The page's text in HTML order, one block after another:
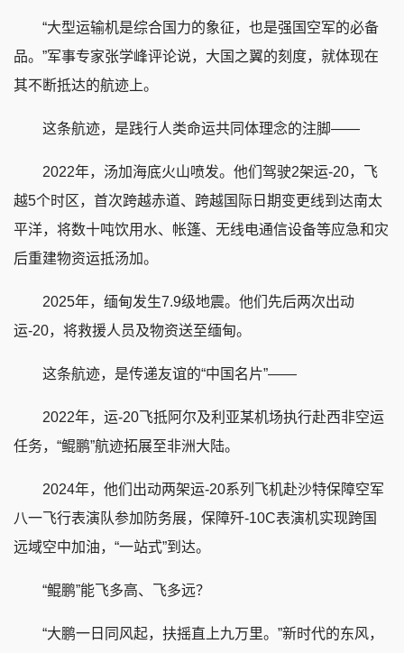
“大型运输机是综合国力的象征，也是强国空军的必备
品。”军事专家张学峰评论说，大国之翼的刻度，就体现在
其不断抵达的航迹上。
这条航迹，是践行人类命运共同体理念的注脚——
2022年，汤加海底火山喷发。他们驾驶2架运-20，飞
越5个时区，首次跨越赤道、跨越国际日期变更线到达南太
平洋，将数十吨饮用水、帐篷、无线电通信设备等应急和灾
后重建物资运抵汤加。
2025年，缅甸发生7.9级地震。他们先后两次出动
运-20，将救援人员及物资送至缅甸。
这条航迹，是传递友谊的“中国名片”——
2022年，运-20飞抵阿尔及利亚某机场执行赴西非空运
任务，“鲲鹏”航迹拓展至非洲大陆。
2024年，他们出动两架运-20系列飞机赴沙特保障空军
八一飞行表演队参加防务展，保障歼-10C表演机实现跨国
远域空中加油，“一站式”到达。
“鲲鹏”能飞多高、飞多远？
“大鹏一日同风起，扶摇直上九万里。”新时代的东风，